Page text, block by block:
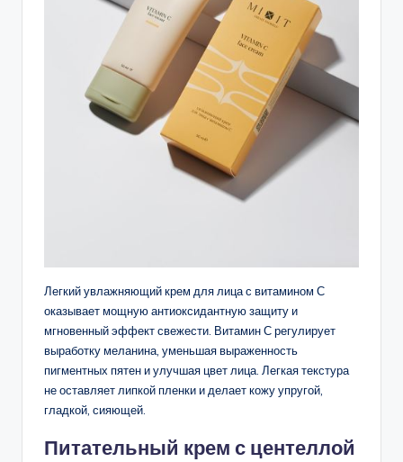
Легкий увлажняющий крем для лица с витамином С
оказывает мощную антиоксидантную защиту и
мгновенный эффект свежести. Витамин С регулирует
выработку меланина, уменьшая выраженность
пигментных пятен и улучшая цвет лица. Легкая текстура
не оставляет липкой пленки и делает кожу упругой,
гладкой, сияющей.
Питательный крем с центеллой